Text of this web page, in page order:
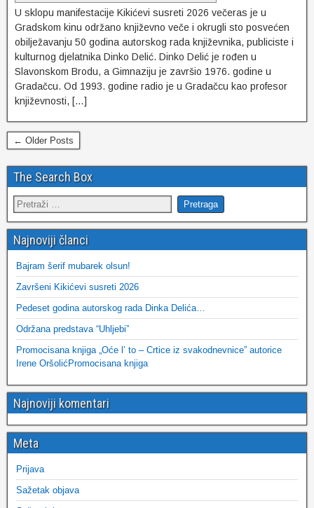
U sklopu manifestacije Kikićevi susreti 2026 večeras je u
Gradskom kinu održano književno veče i okrugli sto posvećen
obilježavanju 50 godina autorskog rada književnika, publiciste i
kulturnog djelatnika Dinko Delić. Dinko Delić je rođen u
Slavonskom Brodu, a Gimnaziju je završio 1976. godine u
Gradačcu. Od 1993. godine radio je u Gradačcu kao profesor
književnosti, […]
← Older Posts
The Search Box
Najnoviji članci
Bajram šerif mubarek olsun!
Završeni Kikićevi susreti 2026
Pedeset godina autorskog rada Dinka Delića…
Održana predstava “Uhljebi”
Promocisana knjiga „Oće l’ to – Crtice iz svakodnevnice” autorice
Irene OršolićPromocisana knjiga
Najnoviji komentari
Meta
Prijava
Sažetak objava